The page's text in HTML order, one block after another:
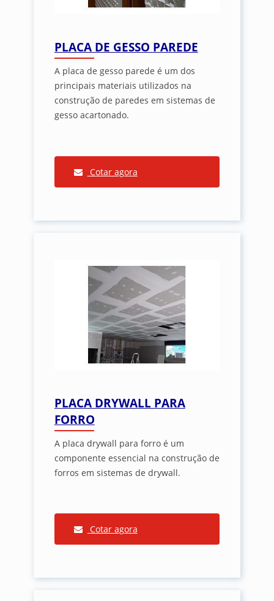
PLACA DE GESSO PAREDE
A placa de gesso parede é um dos
principais materiais utilizados na
construção de paredes em sistemas de
gesso acartonado.
Cotar agora
PLACA DRYWALL PARA
FORRO
A placa drywall para forro é um
componente essencial na construção de
forros em sistemas de drywall.
Cotar agora